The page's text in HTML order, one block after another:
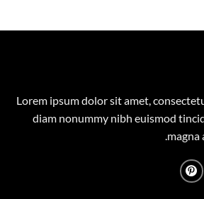
450.00 ₪.
359.00 ₪.
Lorem ipsum dolor sit amet,
diam nonummy nibh euismod
magna